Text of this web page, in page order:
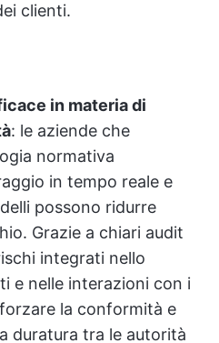
clienti.
in materia di
: le aziende che
normativa
in tempo reale e
possono ridurre
Grazie a chiari audit
integrati nello
e nelle interazioni con i
la conformità e
duratura tra le autorità